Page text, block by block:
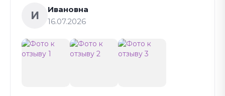
И
Ивановна
16.07.2026